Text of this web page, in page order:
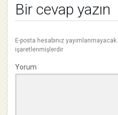
Bir cevap yazın
E-posta hesabınız yayımlanmayacak.
işaretlenmişlerdir
Yorum